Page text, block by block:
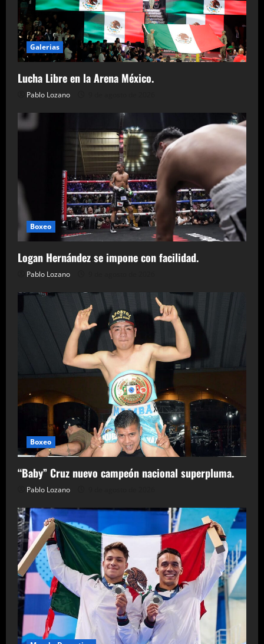
Galerias
Lucha Libre en la Arena México.
Pablo Lozano
Boxeo
Logan Hernández se impone con facilidad.
Pablo Lozano
Boxeo
“Baby” Cruz nuevo campeón nacional superpluma.
Pablo Lozano